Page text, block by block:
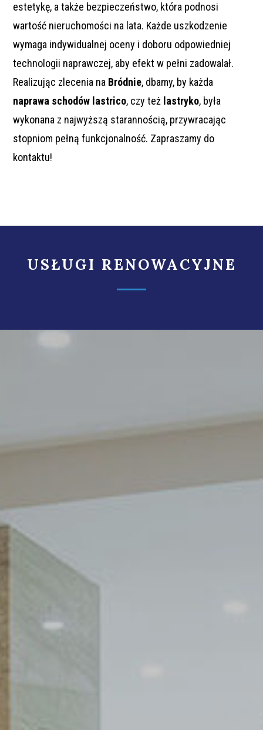
estetykę, a także bezpieczeństwo, która podnosi
wartość nieruchomości na lata. Każde uszkodzenie
wymaga indywidualnej oceny i doboru odpowiedniej
technologii naprawczej, aby efekt w pełni zadowalał.
Realizując zlecenia na Bródnie, dbamy, by każda
naprawa schodów lastrico, czy też lastryko, była
wykonana z najwyższą starannością, przywracając
stopniom pełną funkcjonalność. Zapraszamy do
kontaktu!
USŁUGI RENOWACYJNE